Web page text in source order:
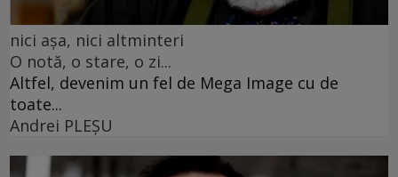
nici așa, nici altminteri
O notă, o stare, o zi...
Altfel, devenim un fel de Mega Image cu de
toate...
Andrei PLEŞU